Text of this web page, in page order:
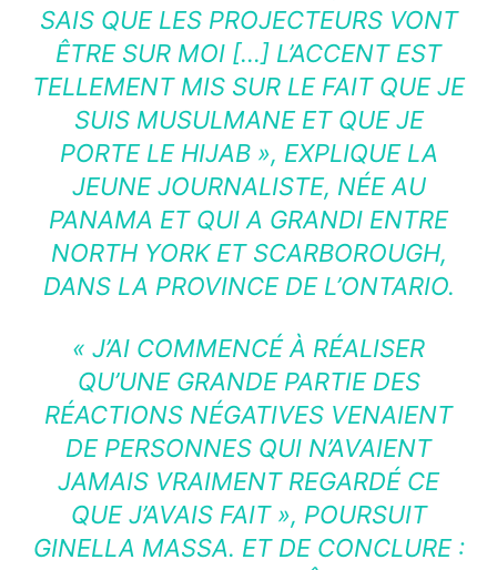
SAIS QUE LES PROJECTEURS VONT
ÊTRE SUR MOI […] L’ACCENT EST
TELLEMENT MIS SUR LE FAIT QUE JE
SUIS MUSULMANE ET QUE JE
PORTE LE HIJAB », EXPLIQUE LA
JEUNE JOURNALISTE, NÉE AU
PANAMA ET QUI A GRANDI ENTRE
NORTH YORK ET SCARBOROUGH,
DANS LA PROVINCE DE L’ONTARIO.
« J’AI COMMENCÉ À RÉALISER
QU’UNE GRANDE PARTIE DES
RÉACTIONS NÉGATIVES VENAIENT
DE PERSONNES QUI N’AVAIENT
JAMAIS VRAIMENT REGARDÉ CE
QUE J’AVAIS FAIT », POURSUIT
GINELLA MASSA. ET DE CONCLURE :